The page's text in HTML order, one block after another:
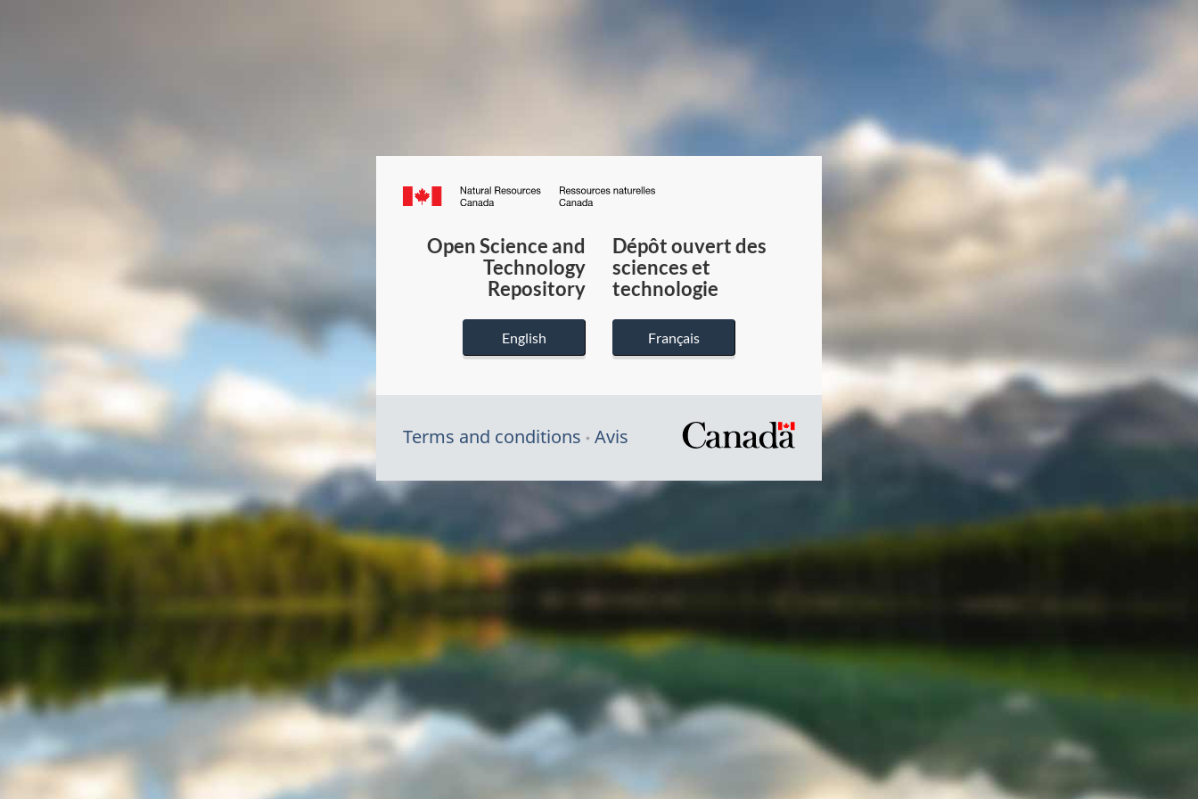
Canada.ca
du
Canada
Open Science and
Technology
Repository
English
Dépôt ouvert des
sciences et
technologie
Français
Terms and conditions Avis
/
gouvernement
du